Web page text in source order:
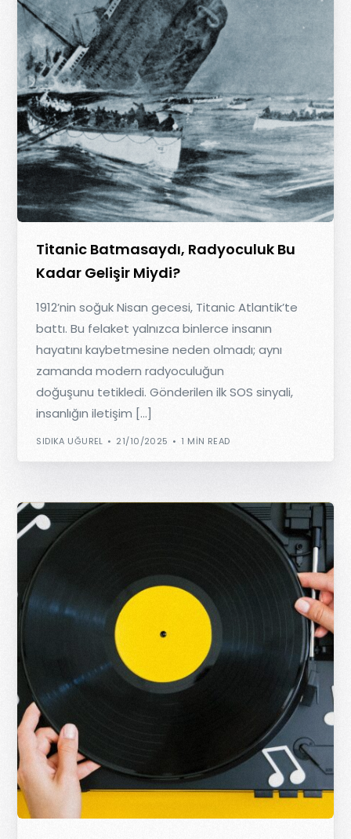
Titanic Batmasaydı, Radyoculuk Bu
Kadar Gelişir Miydi?
1912’nin soğuk Nisan gecesi, Titanic Atlantik’te
battı. Bu felaket yalnızca binlerce insanın
hayatını kaybetmesine neden olmadı; aynı
zamanda modern radyoculuğun
doğuşunu tetikledi. Gönderilen ilk SOS sinyali,
insanlığın iletişim […]
SIDIKA UĞUREL 21/10/2025 1 MIN READ